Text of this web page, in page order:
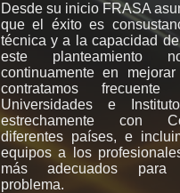
Desde su inicio FRASA
que el éxito es
técnica y a la capacidad
este planteamiento
continuamente en
contratamos
Universidades e
estrechamente con
diferentes países, e
equipos a los
más adecuados para
problema.